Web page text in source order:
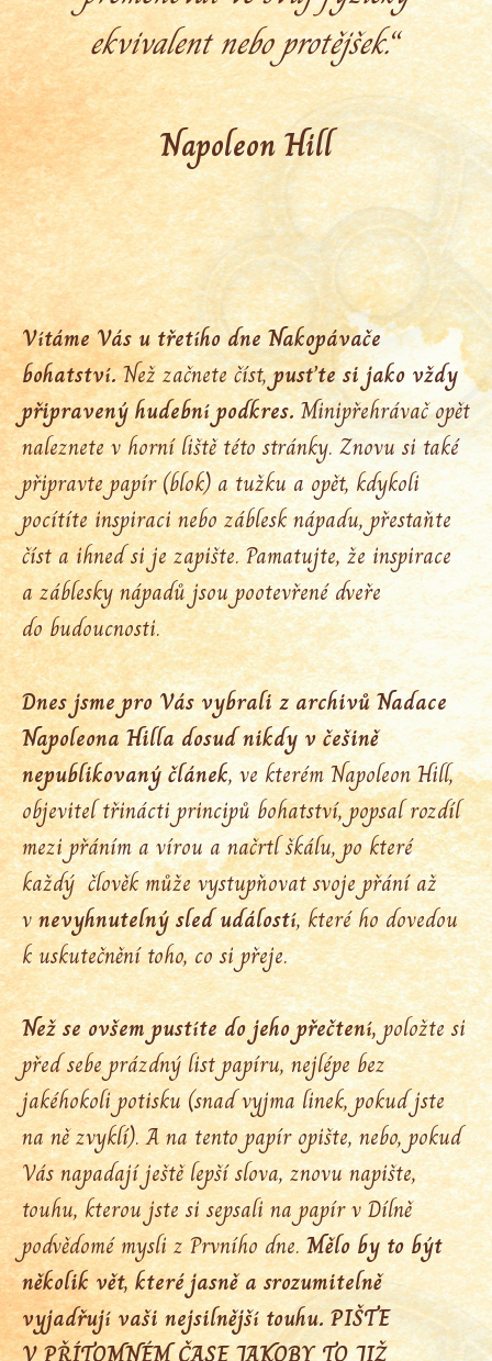
ekvivalent nebo protějšek.“
Napoleon Hill
Vítáme Vás u třetího dne Nakopávače
bohatství.Než začnete číst,pusťte si jako vždy
připravený hudební podkres.Minipřehrávač opět
naleznete v horní liště této stránky. Znovu si také
připravte papír (blok) a tužku a opět, kdykoli
pocítíte inspiraci nebo záblesk nápadu, přestaňte
číst a ihned si je zapište. Pamatujte, že inspirace
a záblesky nápadů jsou pootevřené dveře
do budoucnosti.
Dnes jsme pro Vás vybrali z archivů Nadace
Napoleona Hilla dosud nikdy v češině
nepublikovaný článek, ve kterém Napoleon Hill,
objevitel třinácti principů bohatství, popsal rozdíl
mezi přáním a vírou a načrtl škálu, po které
každý člověk může vystupňovat svoje přání až
vnevyhnutelný sled událostí, které ho dovedou
k uskutečnění toho, co si přeje.
Než se ovšem pustíte do jeho přečtení,položte si
před sebe prázdný list papíru, nejlépe bez
jakéhokoli potisku (snad vyjma linek, pokud jste
na ně zvyklí). A na tento papír opište, nebo, pokud
Vás napadají ještě lepší slova, znovu napište,
touhu, kterou jste si sepsali na papír v Dílně
podvědomé mysli z Prvního dne.Mělo by to být
několik vět, které jasně a srozumitelně
vyjadřují vaši nejsilnější touhu. PIŠTE